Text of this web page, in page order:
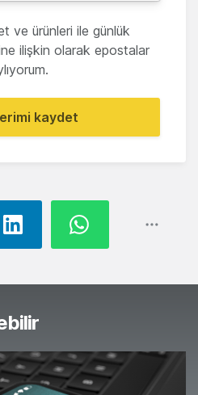
ve ürünleri ile günlük
ilişkin olarak epostalar
kaydet